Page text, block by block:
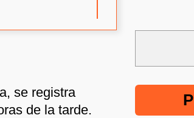
se registra
de la tarde.